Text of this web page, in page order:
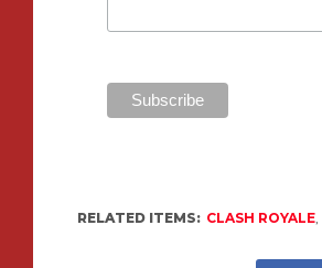
RELATED ITEMS: CLASH ROYALE